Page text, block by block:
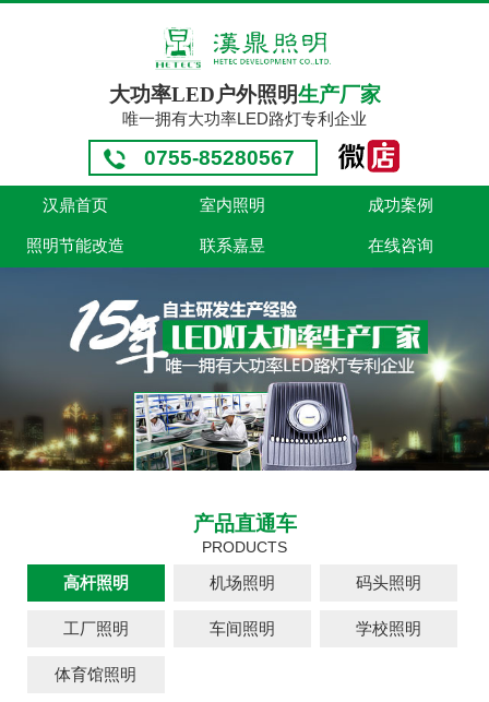
大功率LED户外照明生产厂家
唯一拥有大功率LED路灯专利企业
0755-85280567
汉鼎首页 室内照明 成功案例
照明节能改造 联系嘉昱 在线咨询
产品直通车
PRODUCTS
高杆照明 机场照明 码头照明
工厂照明 车间照明 学校照明
体育馆照明